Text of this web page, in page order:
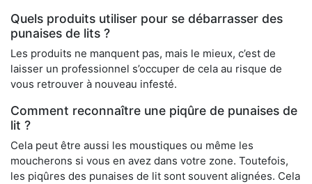
Quels produits utiliser pour se débarrasser des
punaises de lits ?
Les produits ne manquent pas, mais le mieux, c’est de
laisser un professionnel s’occuper de cela au risque de
vous retrouver à nouveau infesté.
Comment reconnaître une piqûre de punaises de
lit ?
Cela peut être aussi les moustiques ou même les
moucherons si vous en avez dans votre zone. Toutefois,
les piqûres des punaises de lit sont souvent alignées. Cela